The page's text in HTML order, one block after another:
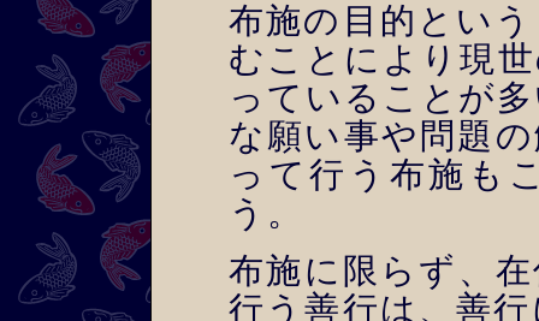
布施の目的とい
むことにより現
っていることが
な願い事や問題
って行う布施も
う。
布施に限らず、
行う善行は、善